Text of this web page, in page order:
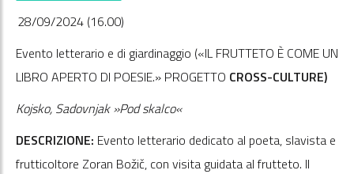
28/09/2024 (16.00)
Evento letterario e di giardinaggio («IL FRUTTETO È COME UN
LIBRO APERTO DI POESIE.» PROGETTO CROSS-CULTURE)
Kojsko, Sadovnjak »Pod skalco«
DESCRIZIONE: Evento letterario dedicato al poeta, slavista e
frutticoltore Zoran Božič, con visita guidata al frutteto. Il